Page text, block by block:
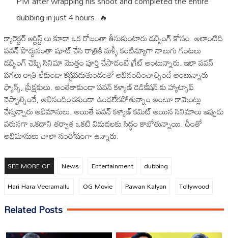
dubbing in just 4 hours. 🔥
Get ready for the power storm! 🌪️🔥
An…pic.twitter.com/0RF1FxUwCh
— L.VENUGOPAL🌞 (@venupro)May 29, 2025
క్యారెక్టర్ ఆర్టిస్ట్ లు కూడా ఒక రోజంతా తీసుకుంటారు డబ్బింగ్ కోసం. అలాంటిది
పవన్ పొద్దునంతా షూట్ చేసి రాత్రికి మళ్ళీ కంటిన్యూగా నాలుగు గంటలు
డబ్బింగ్ చెప్పి సినిమా మొత్తం పూర్తి చేసాడంటే గ్రేట్ అంటున్నారు. ఇలా పవన్
పగలు రాత్రి లేకుండా కష్టపడుతుండంతో అభినందించాల్సిందే అంటున్నారు
ఫ్యాన్స్, ప్రేక్షకులు. అంతేకాకుండా పవన్ కళ్యాణ్ డెడికేషన్ కు హ్యాట్సాఫ్
చెప్పాల్సిందే, అభినందించకుండా ఉండలేకపోతున్నాం అంటూ కామెంట్లు
చేస్తున్నారు అభిమానులు. అయితే పవన్ కళ్యాణ్ కమిట్ అయిన సినిమాలు ఇప్పుడు
వరుసగా ఒకదాని తర్వాత ఒకటి విడుదలకు సిద్ధం కాబోతున్నాయి. దీంతో
అభిమానులు చాలా సంతోషంగా ఉన్నారు.
SEE MORE OF News Entertainment
dubbing
Hari Hara Veeramallu
OG Movie Pawan Kalyan Tollywood
Related Posts